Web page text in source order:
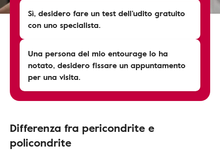
Sì, desidero fare un test dell’udito gratuito
con uno specialista.
Una persona del mio entourage lo ha
notato, desidero fissare un appuntamento
per una visita.
Differenza fra pericondrite e
policondrite